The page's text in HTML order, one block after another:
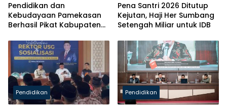
Pendidikan dan
Kebudayaan Pamekasan
Berhasil Pikat Kabupaten
Pena Santri 2026 Ditutup
Kejutan, Haji Her Sumbang
Setengah Miliar untuk IDB
Pendidikan Pendidikan